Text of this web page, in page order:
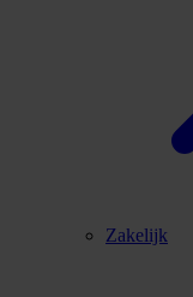
Zakelijk